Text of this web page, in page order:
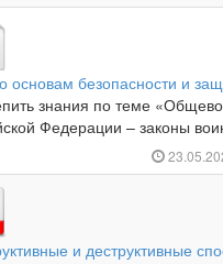
основам безопасности и
знания по теме
Федерации – законы
и деструктивные